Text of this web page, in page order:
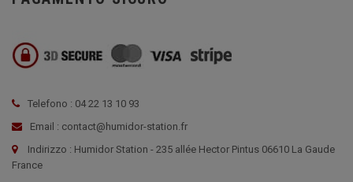
Telefono : 04 22 13 10 93
Email : contact@humidor-station.fr
Indirizzo : Humidor Station - 235 allée Hector Pintus 06610 La Gaude
France